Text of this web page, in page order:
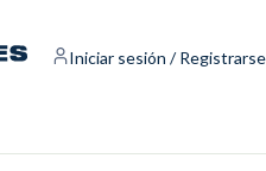
Iniciar sesión / Registrarse